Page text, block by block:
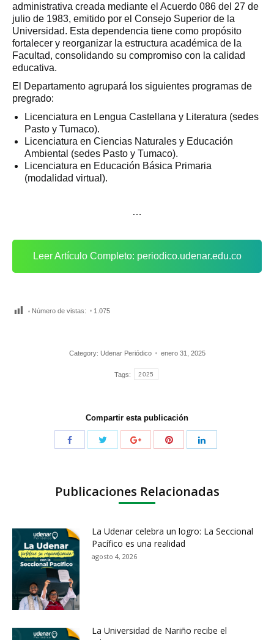
administrativa creada mediante el Acuerdo 086 del 27 de
julio de 1983, emitido por el Consejo Superior de la
Universidad. Esta dependencia tiene como propósito
fortalecer y reorganizar la estructura académica de la
Facultad, consolidando su compromiso con la calidad
educativa.
El Departamento agrupará los siguientes programas de
pregrado:
Licenciatura en Lengua Castellana y Literatura (sedes
Pasto y Tumaco).
Licenciatura en Ciencias Naturales y Educación
Ambiental (sedes Pasto y Tumaco).
Licenciatura en Educación Básica Primaria
(modalidad virtual).
…
Leer Artículo Completo: periodico.udenar.edu.co
Número de vistas: 1.075
Category: Udenar Periódico enero 31, 2025
Tags: 2025
Compartir esta publicación
Publicaciones Relacionadas
La Udenar celebra un logro: La Seccional
Pacífico es una realidad
agosto 4, 2026
La Universidad de Nariño recibe el